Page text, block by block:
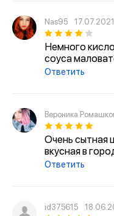
Nas95
Немного
соуса
Ответить
Вероника
Очень сытная
вкусная в
Ответить
id375615